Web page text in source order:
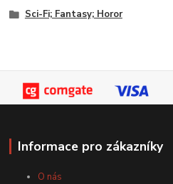
Sci-Fi; Fantasy; Horor
Informace pro zákazníky
O nás